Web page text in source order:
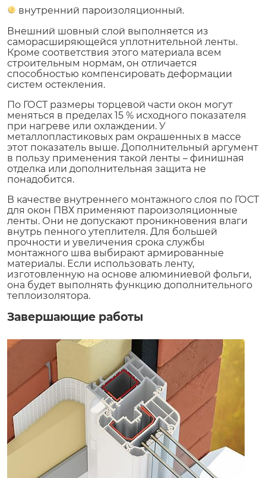
внутренний пароизоляционный.
Внешний шовный слой выполняется из
саморасширяющейся уплотнительной ленты.
Кроме соответствия этого материала всем
строительным нормам, он отличается
способностью компенсировать деформации
систем остекления.
По ГОСТ размеры торцевой части окон могут
меняться в пределах 15 % исходного показателя
при нагреве или охлаждении. У
металлопластиковых рам окрашенных в массе
этот показатель выше. Дополнительный аргумент
в пользу применения такой ленты – финишная
отделка или дополнительная защита не
понадобится.
В качестве внутреннего монтажного слоя по ГОСТ
для окон ПВХ применяют пароизоляционные
ленты. Они не допускают проникновения влаги
внутрь пенного утеплителя. Для большей
прочности и увеличения срока службы
монтажного шва выбирают армированные
материалы. Если использовать ленту,
изготовленную на основе алюминиевой фольги,
она будет выполнять функцию дополнительного
теплоизолятора.
Завершающие работы